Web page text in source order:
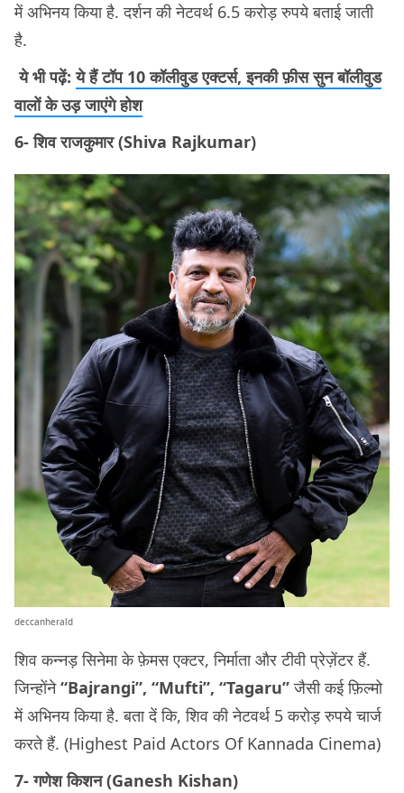
में अभिनय किया है. दर्शन की नेटवर्थ 6.5 करोड़ रुपये बताई जाती
है.
ये भी पढ़ें:ये हैं टॉप 10 कॉलीवुड एक्टर्स, इनकी फ़ीस सुन बॉलीवुड
वालों के उड़ जाएंगे होश
6- शिव राजकुमार (Shiva Rajkumar)
deccanherald
शिव कन्नड़ सिनेमा के फ़ेमस एक्टर, निर्माता और टीवी प्रेज़ेंटर हैं.
जिन्होंने“Bajrangi”, “Mufti”, “Tagaru”जैसी कई फ़िल्मो
में अभिनय किया है. बता दें कि, शिव की नेटवर्थ 5 करोड़ रुपये चार्ज
करते हैं. (Highest Paid Actors Of Kannada Cinema)
7- गणेश किशन (Ganesh Kishan)